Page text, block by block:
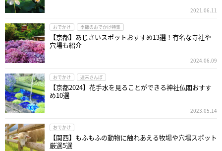
2021.06.11
おでかけ 季節のおでかけ特集
【京都】あじさいスポットおすすめ13選！有名な寺社や
穴場も紹介
2024.06.09
おでかけ 週末さんぽ
【京都2024】花手水を見ることができる神社仏閣おすす
め10選
2023.05.14
おでかけ
【関西】もふもふの動物に触れあえる牧場や穴場スポット
厳選5選